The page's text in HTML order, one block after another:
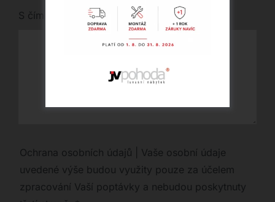
S čím vám můžeme pomoci?
Ochrana osobních údajů | Vaše osobní údaje
uvedené výše budou využity pouze za účelem
zpracování Vaší poptávky a nebudou poskytnuty